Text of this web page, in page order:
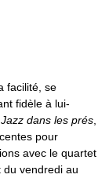
facilité, se
fidèle à lui-
Jazz dans les prés
pour
avec le quartet
du vendredi au